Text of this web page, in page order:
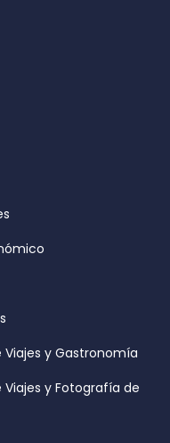
Viajes y Gastronomía
y Fotografía de